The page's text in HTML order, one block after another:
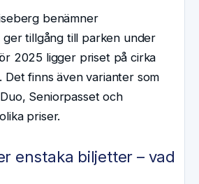
benämner
ger tillgång till parken under
2025 ligger priset på cirka
finns även varianter som
Seniorpasset och
priser.
enstaka biljetter – vad